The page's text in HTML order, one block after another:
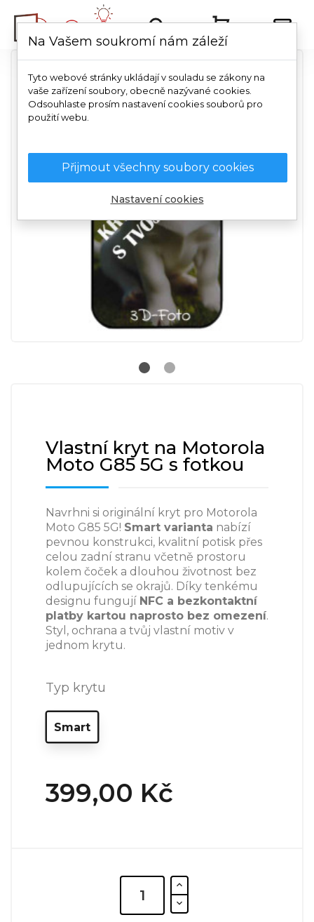
Vlastní kryt na Motorola
Moto G85 5G s fotkou
Navrhni si originální kryt pro Motorola
Moto G85 5G! Smart varianta nabízí
pevnou konstrukci, kvalitní potisk přes
celou zadní stranu včetně prostoru
kolem čoček a dlouhou životnost bez
odlupujících se okrajů. Díky tenkému
designu fungují NFC a bezkontaktní
platby kartou naprosto bez omezení.
Styl, ochrana a tvůj vlastní motiv v
jednom krytu.
Typ krytu
Smart
399,00 Kč
Na Vašem soukromí nám záleží
Tyto webové stránky ukládají v souladu se zákony na
vaše zařízení soubory, obecně nazývané cookies.
Odsouhlaste prosím nastavení cookies souborů pro
použití webu.
Přijmout všechny soubory cookies
Nastavení cookies